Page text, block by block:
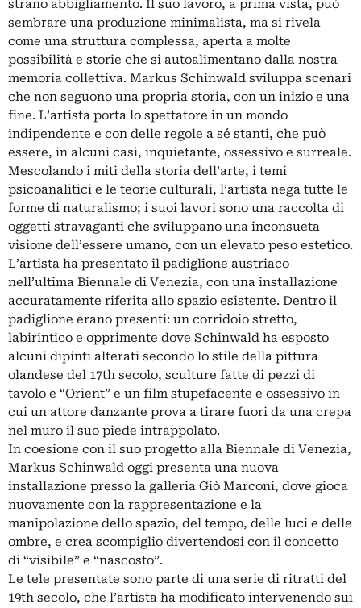
strano abbigliamento. Il suo lavoro, a prima vista, può
sembrare una produzione minimalista, ma si rivela
come una struttura complessa, aperta a molte
possibilità e storie che si autoalimentano dalla nostra
memoria collettiva. Markus Schinwald sviluppa scenari
che non seguono una propria storia, con un inizio e una
fine. L’artista porta lo spettatore in un mondo
indipendente e con delle regole a sé stanti, che può
essere, in alcuni casi, inquietante, ossessivo e surreale.
Mescolando i miti della storia dell’arte, i temi
psicoanalitici e le teorie culturali, l’artista nega tutte le
forme di naturalismo; i suoi lavori sono una raccolta di
oggetti stravaganti che sviluppano una inconsueta
visione dell’essere umano, con un elevato peso estetico.
L’artista ha presentato il padiglione austriaco
nell’ultima Biennale di Venezia, con una installazione
accuratamente riferita allo spazio esistente. Dentro il
padiglione erano presenti: un corridoio stretto,
labirintico e opprimente dove Schinwald ha esposto
alcuni dipinti alterati secondo lo stile della pittura
olandese del 17th secolo, sculture fatte di pezzi di
tavolo e “Orient” e un film stupefacente e ossessivo in
cui un attore danzante prova a tirare fuori da una crepa
nel muro il suo piede intrappolato.
In coesione con il suo progetto alla Biennale di Venezia,
Markus Schinwald oggi presenta una nuova
installazione presso la galleria Giò Marconi, dove gioca
nuovamente con la rappresentazione e la
manipolazione dello spazio, del tempo, delle luci e delle
ombre, e crea scompiglio divertendosi con il concetto
di “visibile” e “nascosto”.
Le tele presentate sono parte di una serie di ritratti del
19th secolo, che l’artista ha modificato intervenendo sui